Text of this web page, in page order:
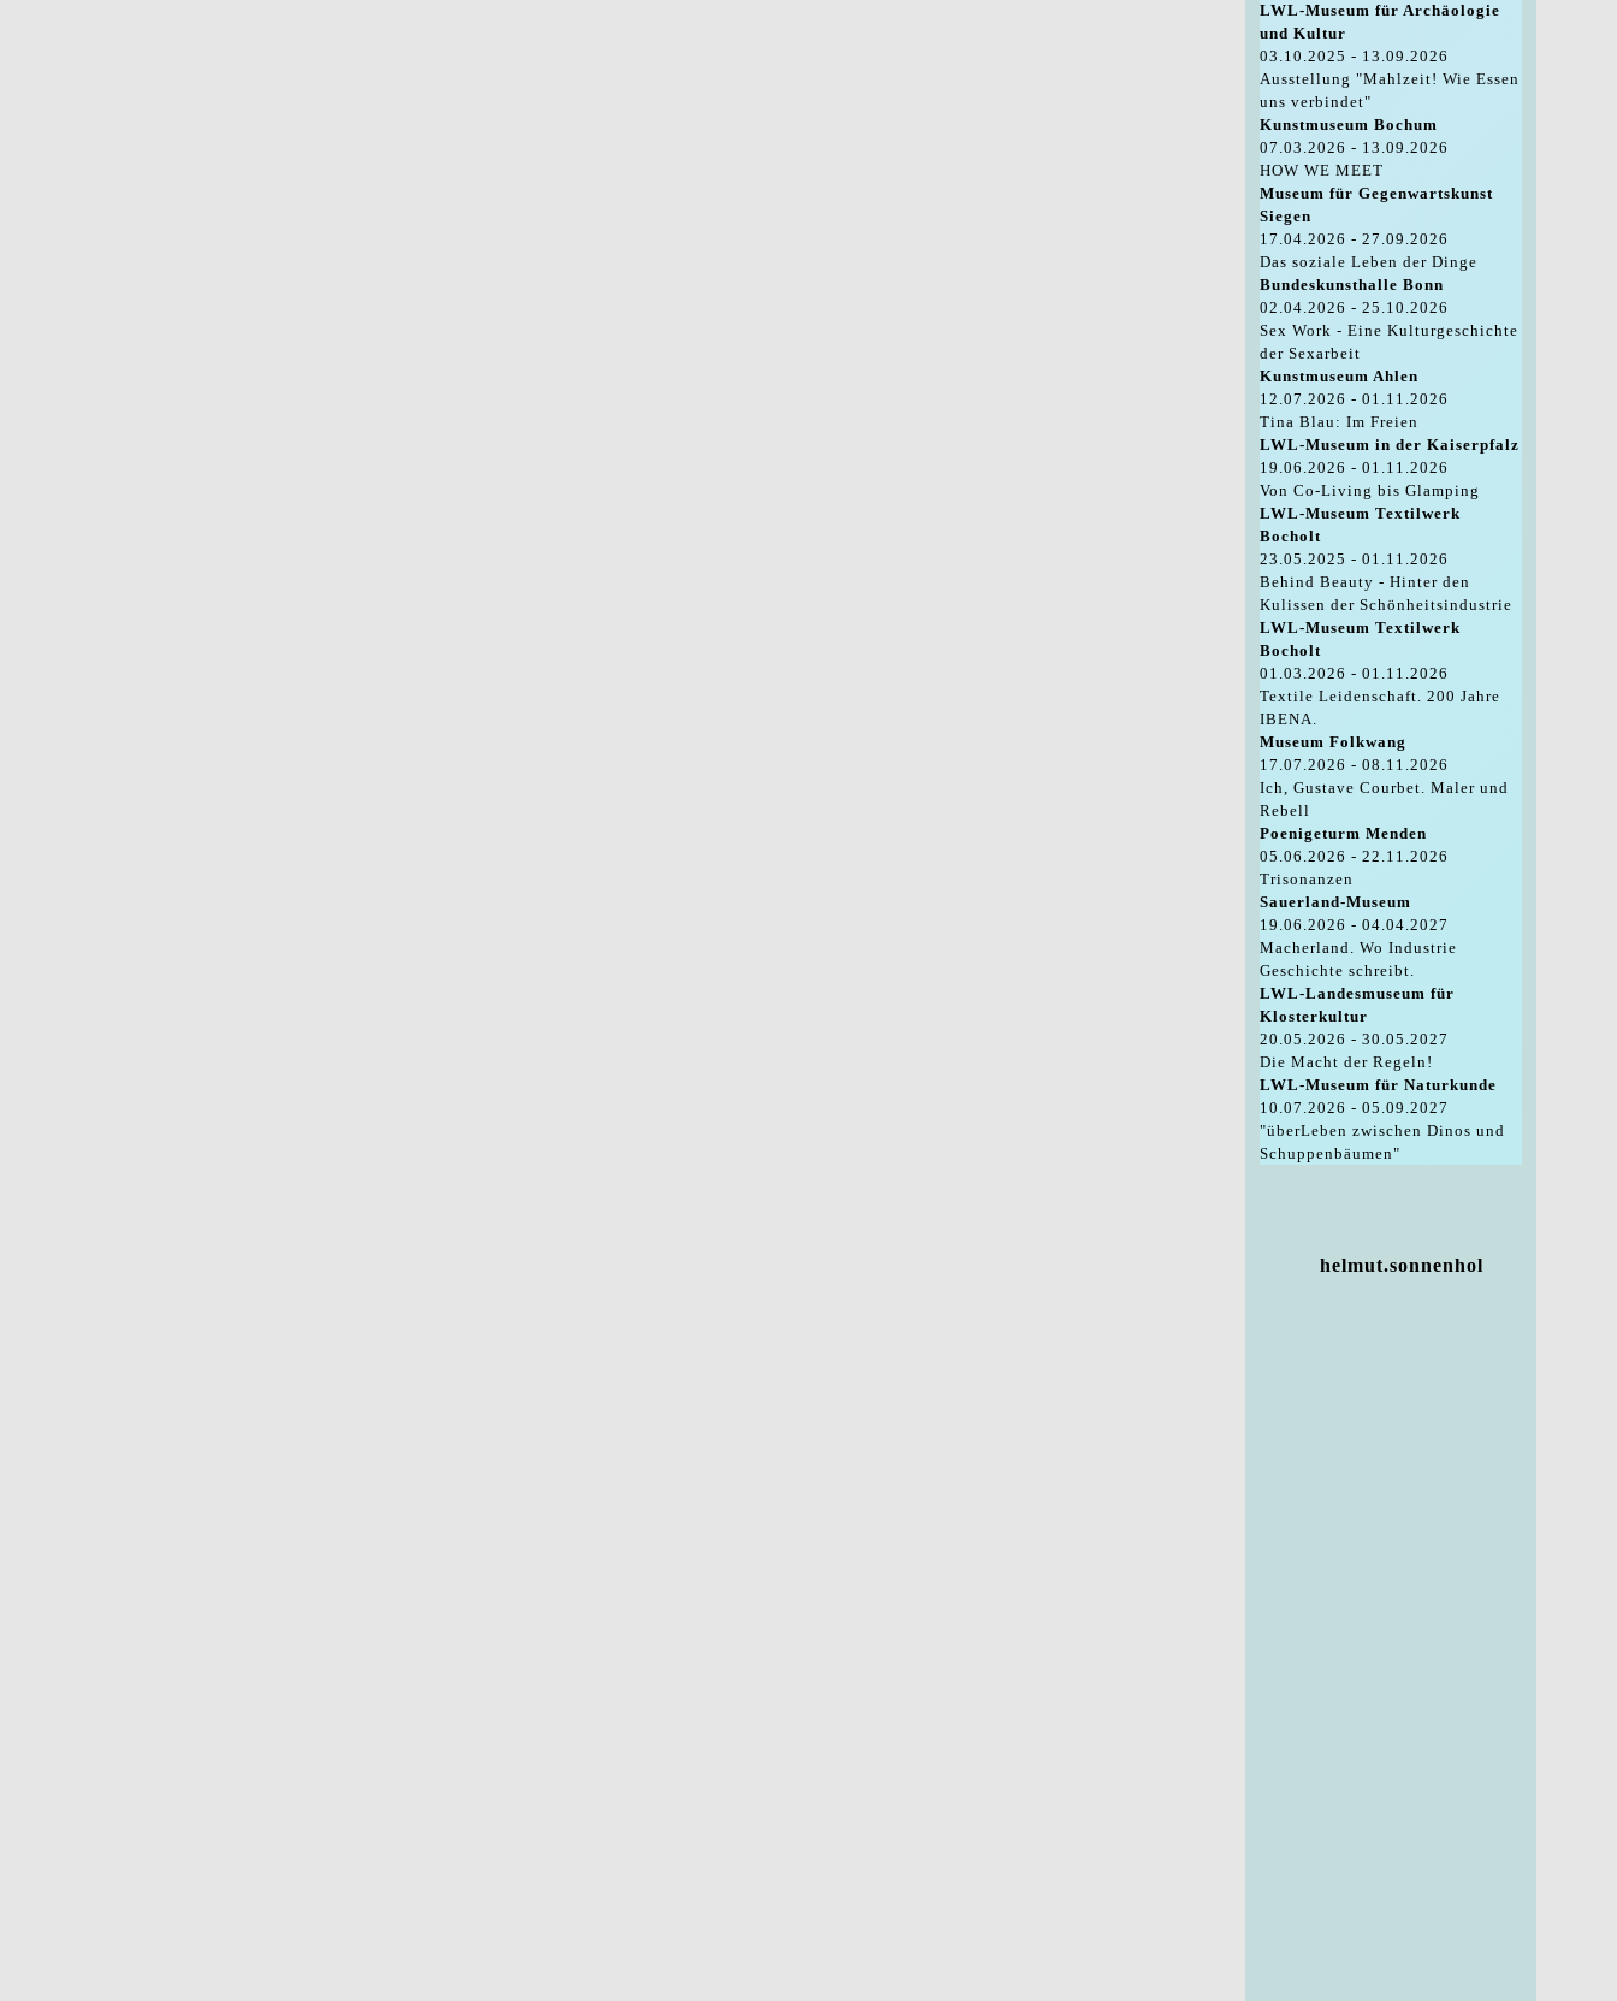
LWL-Museum für Archäologie
und Kultur
03.10.2025 - 13.09.2026
Ausstellung "Mahlzeit! Wie Essen
uns verbindet"
Kunstmuseum Bochum
07.03.2026 - 13.09.2026
HOW WE MEET
Museum für Gegenwartskunst
Siegen
17.04.2026 - 27.09.2026
Das soziale Leben der Dinge
Bundeskunsthalle Bonn
02.04.2026 - 25.10.2026
Sex Work - Eine Kulturgeschichte
der Sexarbeit
Kunstmuseum Ahlen
12.07.2026 - 01.11.2026
Tina Blau: Im Freien
LWL-Museum in der Kaiserpfalz
19.06.2026 - 01.11.2026
Von Co-Living bis Glamping
LWL-Museum Textilwerk
Bocholt
23.05.2025 - 01.11.2026
Behind Beauty - Hinter den
Kulissen der Schönheitsindustrie
LWL-Museum Textilwerk
Bocholt
01.03.2026 - 01.11.2026
Textile Leidenschaft. 200 Jahre
IBENA.
Museum Folkwang
17.07.2026 - 08.11.2026
Ich, Gustave Courbet. Maler und
Rebell
Poenigeturm Menden
05.06.2026 - 22.11.2026
Trisonanzen
Sauerland-Museum
19.06.2026 - 04.04.2027
Macherland. Wo Industrie
Geschichte schreibt.
LWL-Landesmuseum für
Klosterkultur
20.05.2026 - 30.05.2027
Die Macht der Regeln!
LWL-Museum für Naturkunde
10.07.2026 - 05.09.2027
"überLeben zwischen Dinos und
Schuppenbäumen"
helmut.sonnenhol